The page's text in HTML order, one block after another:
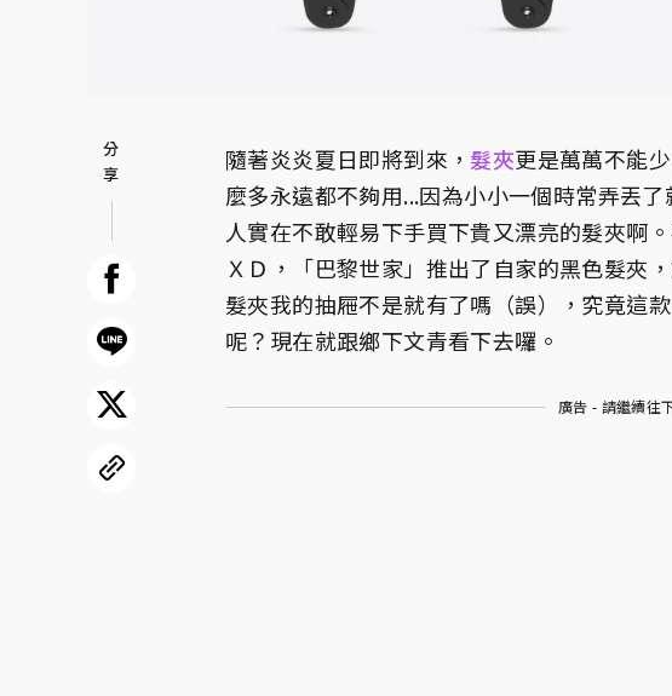
隨著炎炎夏日即將到來， 髮夾更是萬萬不能
麼多永遠都不夠用...因為小小一個時常弄丟
人實在不敢輕易下手買下貴又漂亮的髮夾啊
ＸＤ，「巴黎世家」推出了自家的黑色髮夾
髮夾我的抽屜不是就有了嗎（誤），究竟這
呢？現在就跟鄉下文青看下去囉。
廣告 - 請繼續往